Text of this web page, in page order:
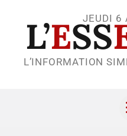
JEUDI 6
L’ESS
L’INFORMATION